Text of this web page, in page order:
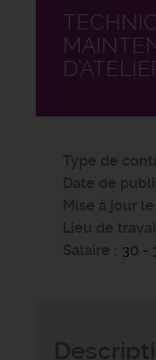
Type de
Date de
Mise à jour le
Lieu de
Salaire
30 -